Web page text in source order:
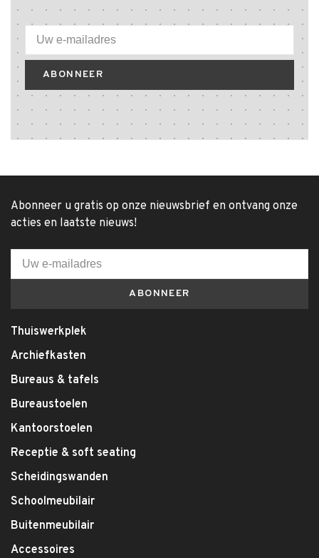
ABONNEER
Abonneer u gratis op onze nieuwsbrief en ontvang onze
acties en laatste nieuws!
ABONNEER
Thuiswerkplek
Archiefkasten
Bureaus & tafels
Bureaustoelen
Kantoorstoelen
Receptie & soft seating
Scheidingswanden
Schoolmeubilair
Buitenmeubilair
Accessoires